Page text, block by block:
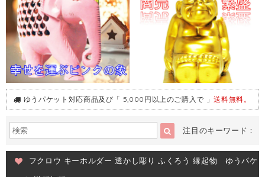
ゆうパケット対応商品及び「 5,000円以上のご購入で 」送料無料。
注目のキーワード：
フクロウ キーホルダー 透かし彫り ふくろう 縁起物 ゆうパケ